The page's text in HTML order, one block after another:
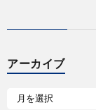
アーカイブ